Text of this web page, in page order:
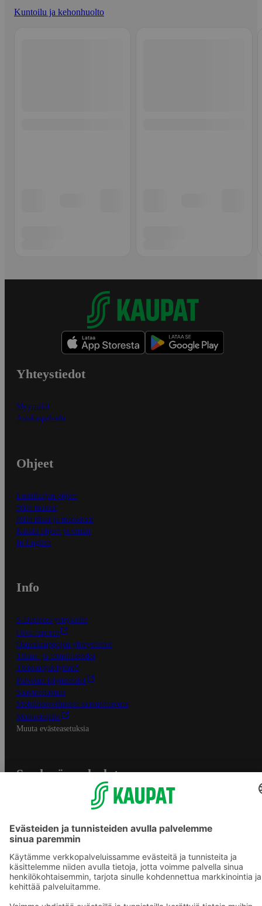
Kuntoilu ja kehonhuolto
Yhteystiedot
Myymälät
Asiakaspalvelu
Ohjeet
Ensitilaajan ohjeet
Näin maksat
Näin tilaat ja muokkaat
Kaikki ohjeet ja vinkit
In English
Info
S-Business yrityksille
Oiva-raportit
Osuuskauppojen yhteystiedot
Tilaus- ja toimitusehdot
Tietosuojakäytäntö
Palvelun käyttöehdot
Saavutettavuus
Mobiilisovelluksen saavutettavuus
Mainostajalle
Muuta evästeasetuksia
S-ryhmän palvelut
Yhteishyvä Ruoka -sovellus
S-ostoslista -sovellus
Prisma.fi
Sokos.fi
S-Pankki